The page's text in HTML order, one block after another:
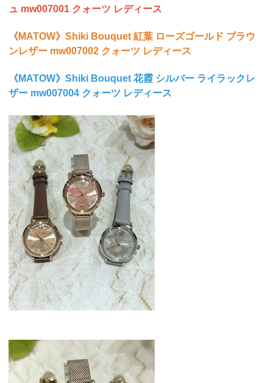
ュ mw007001 クォーツ レディース
《MATOW》Shiki Bouquet 紅葉 ローズゴールド ブラウ
ンレザー mw007002 クォーツ レディース
《MATOW》Shiki Bouquet 花霞 シルバー ライラックレ
ザー mw007004 クォーツ レディース